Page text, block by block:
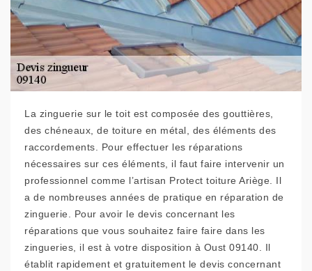
La zinguerie sur le toit est composée des gouttières,
des chéneaux, de toiture en métal, des éléments des
raccordements. Pour effectuer les réparations
nécessaires sur ces éléments, il faut faire intervenir un
professionnel comme l’artisan Protect toiture Ariège. Il
a de nombreuses années de pratique en réparation de
zinguerie. Pour avoir le devis concernant les
réparations que vous souhaitez faire faire dans les
zingueries, il est à votre disposition à Oust 09140. Il
établit rapidement et gratuitement le devis concernant